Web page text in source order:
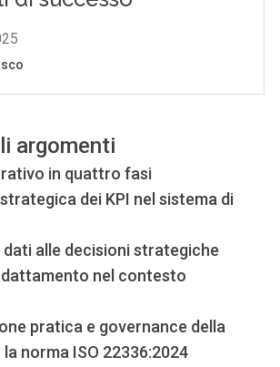
argomenti
in quattro fasi
dei KPI nel sistema di
dati alle decisioni strategiche
nel contesto
pratica e governance della
norma ISO 22336:2024